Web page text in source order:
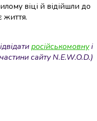
віці й відійшли до
життя.
російськомовнуі
сайту N.E.W.O.D.)